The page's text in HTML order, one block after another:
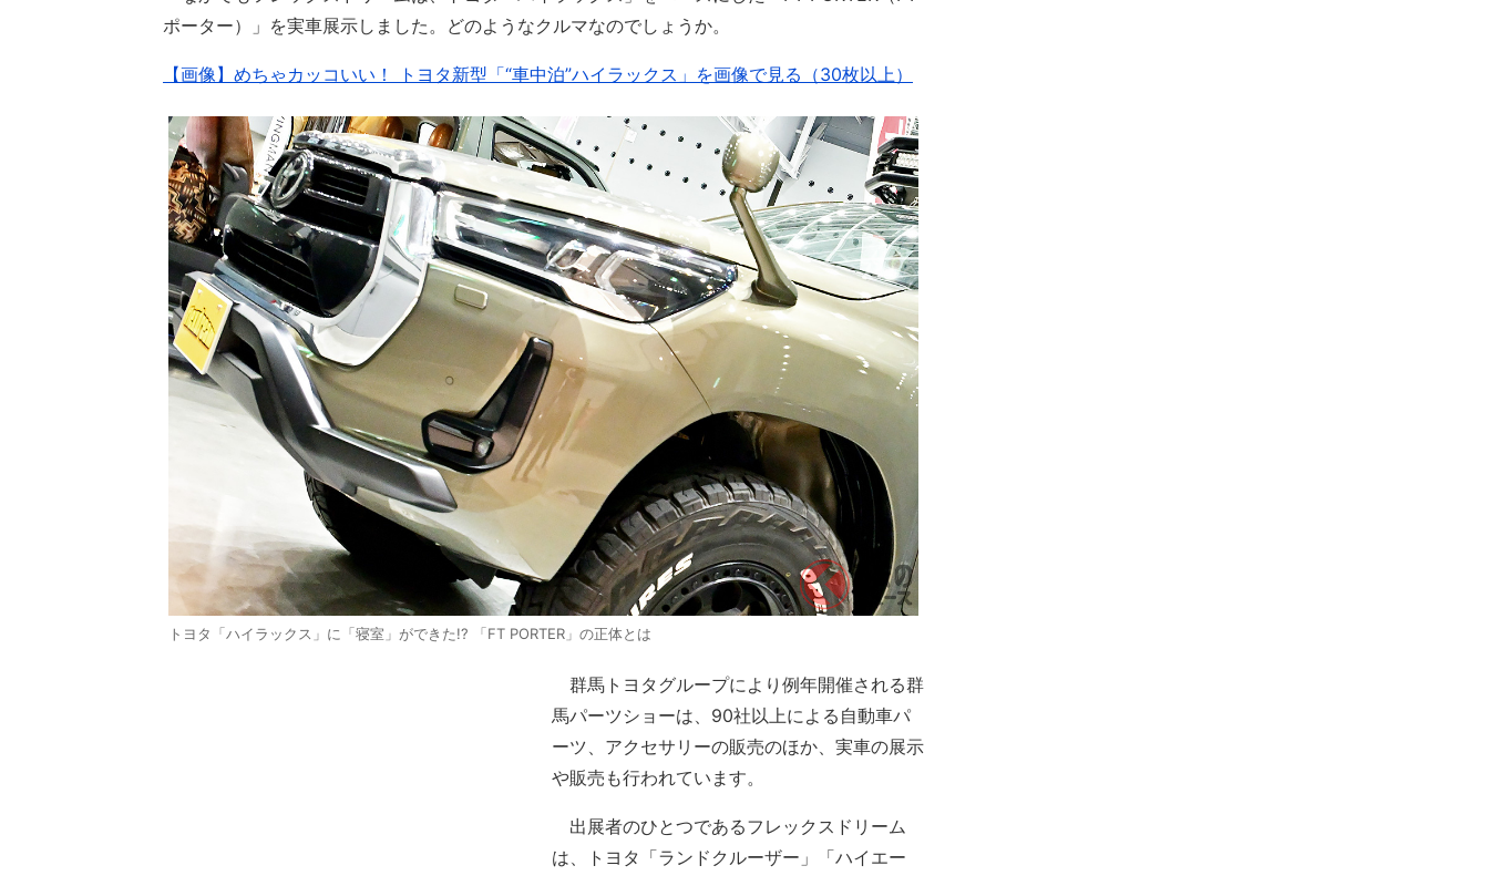
ポーター）」を実車展示しました。どのようなクルマなのでしょうか。
【画像】めちゃカッコいい！ トヨタ新型「“車中泊”ハイラックス」を画像で見る（30枚以上）
トヨタ「ハイラックス」に「寝室」ができた!? 「FT PORTER」の正体とは
群馬トヨタグループにより例年開催される群
馬パーツショーは、90社以上による自動車パ
ーツ、アクセサリーの販売のほか、実車の展示
や販売も行われています。
出展者のひとつであるフレックスドリーム
は、トヨタ「ランドクルーザー」「ハイエー